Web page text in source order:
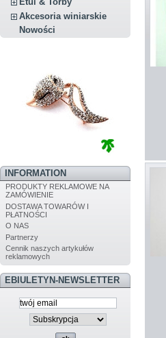
Akcesoria winiarskie
Nowości
INFORMATION
PRODUKTY REKLAMOWE NA
ZAMÓWIENIE
DOSTAWA TOWARÓW I
PŁATNOŚCI
O NAS
Partnerzy
Cennik naszych artykułów
reklamowych
EBIULETYN-NEWSLETTER